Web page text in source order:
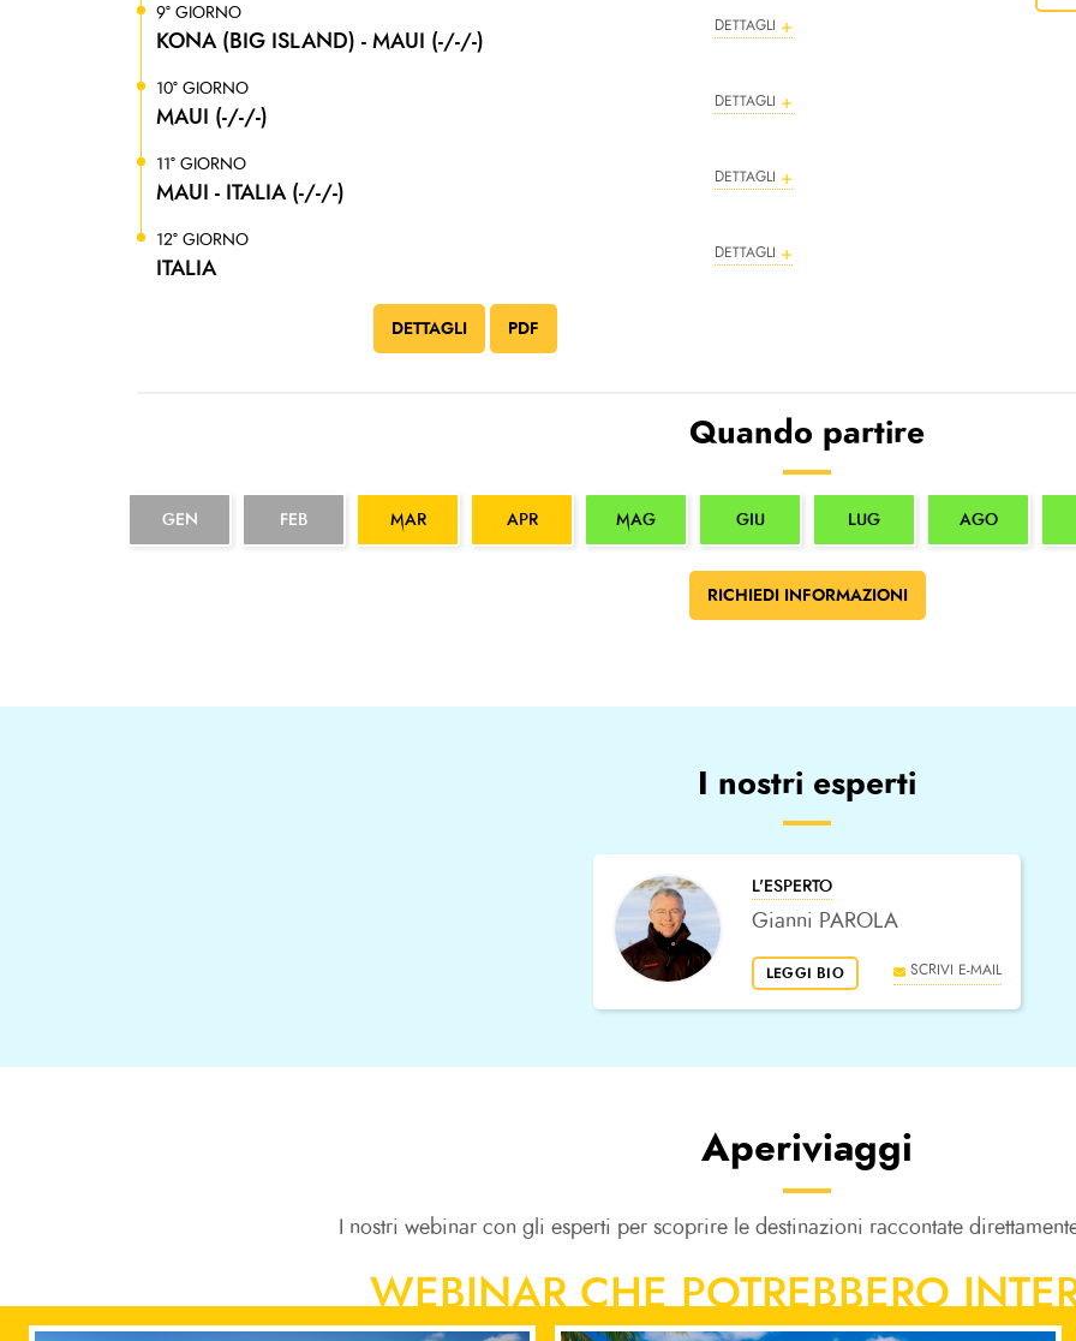
9° GIORNO
KONA (BIG ISLAND) - MAUI (-/-/-) DETTAGLI
10° GIORNO
MAUI (-/-/-) DETTAGLI
11° GIORNO
MAUI - ITALIA (-/-/-) DETTAGLI
12° GIORNO
ITALIA DETTAGLI
DETTAGLI PDF
Quando partire
GEN FEB MAR APR MAG GIU LUG AGO
RICHIEDI INFORMAZIONI
I nostri esperti
L'ESPERTO
Gianni PAROLA
LEGGI BIO SCRIVI E-MAIL
Aperiviaggi
I nostri webinar con gli esperti per scoprire le destinazioni raccontate
WEBINAR CHE POTREBBERO